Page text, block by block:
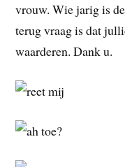
vrouw. Wie jarig is
terug vraag is dat
waarderen. Dank u.